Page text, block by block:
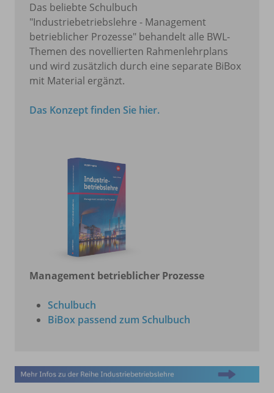
Das beliebte Schulbuch
"Industriebetriebslehre - Management
betrieblicher Prozesse" behandelt alle BWL-
Themen des novellierten Rahmenlehrplans
und wird zusätzlich durch eine separate BiBox
mit Material ergänzt.
Das Konzept finden Sie hier.
Management betrieblicher Prozesse
Schulbuch
BiBox passend zum Schulbuch